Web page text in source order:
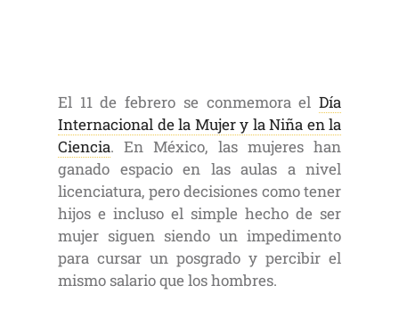
El 11 de febrero se conmemora el Día
Internacional de la Mujer y la Niña en la
Ciencia. En México, las mujeres han
ganado espacio en las aulas a nivel
licenciatura, pero decisiones como tener
hijos e incluso el simple hecho de ser
mujer siguen siendo un impedimento
para cursar un posgrado y percibir el
mismo salario que los hombres.